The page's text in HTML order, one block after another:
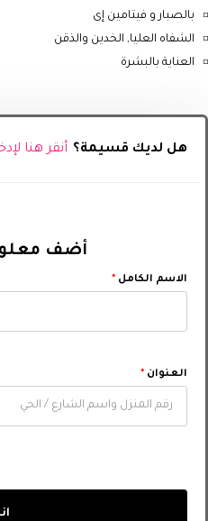
بالصبار و فيتامين إى
الشفاه العليا, الخدين والذقن
العناية بالبشرة
هل لديك قسيمة؟ أنقر هنا
أضف
الاسم الكامل *
العنوان *